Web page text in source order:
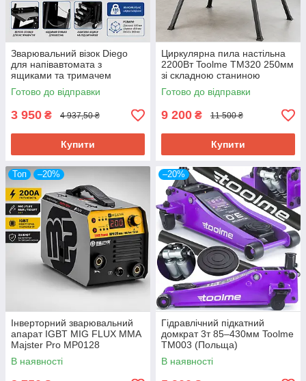
Зварювальний візок Diego
для напівавтомата з
ящиками та тримачем
газового балона
Готово до відправки
3 950 ₴ 4 937,50 ₴
Купити
Циркулярна пила настільна
2200Вт Toolme TM320 250мм
зі складною станиною
Польща
Готово до відправки
9 200 ₴ 11 500 ₴
Купити
Топ –20%
Інверторний зварювальний
апарат IGBT MIG FLUX MMA
Majster Pro MP0128
напівавтомат без газу
В наявності
–20%
Гідравлічний підкатний
домкрат 3т 85–430мм Toolme
TM003 (Польща)
В наявності